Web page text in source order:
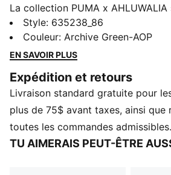
La collection PUMA x
origines indo-nigérianes de Priya
approche riche et narrative du
références au soccer, couleurs
faire artisanal d'une manière
expressive. Cet esprit se retrouve
x AHLUWALIA T7, un modèle
une touche distinctive.
CARACTÉRISTIQUES ET
Style: 635238_86
Couleur: Archive Green-AOP
EN SAVOIR PLUS
Expédition et retours
Livraison standard gratuite pour
plus de 75$ avant taxes, ainsi que
toutes les commandes admissibles.
TU AIMERAIS PEUT-ÊTRE